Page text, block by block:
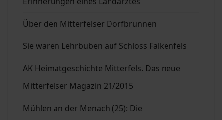
Über den Mitterfelser Dorfbrunnen
Sie waren Lehrbuben auf Schloss Falkenfels
AK Heimatgeschichte Mitterfels. Das neue
Mitterfelser Magazin 21/2015
Mühlen an der Menach (25): Die